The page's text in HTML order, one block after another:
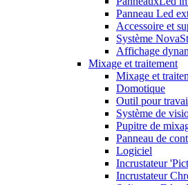
Panneau Led
Accessoire et
Système
Affichage
Mixage et traitement
Mixage et
Domotique
Outil pour
Système de
Pupitre de
Panneau de
Logiciel
Incrustateur
Incrustateur